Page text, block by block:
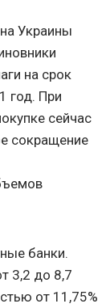
Украины
на срок
год. При
сейчас
сокращение
банки.
3,2 до 8,7
от 11,75%